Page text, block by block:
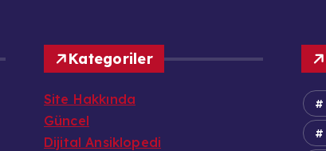
Kategoriler
Site Hakkında
Güncel
Dijital Ansiklopedi